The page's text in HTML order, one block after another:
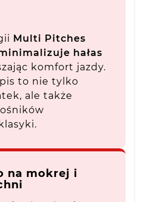
Multi Pitches
hałas
komfort jazdy.
to nie tylko
ale także
na mokrej i